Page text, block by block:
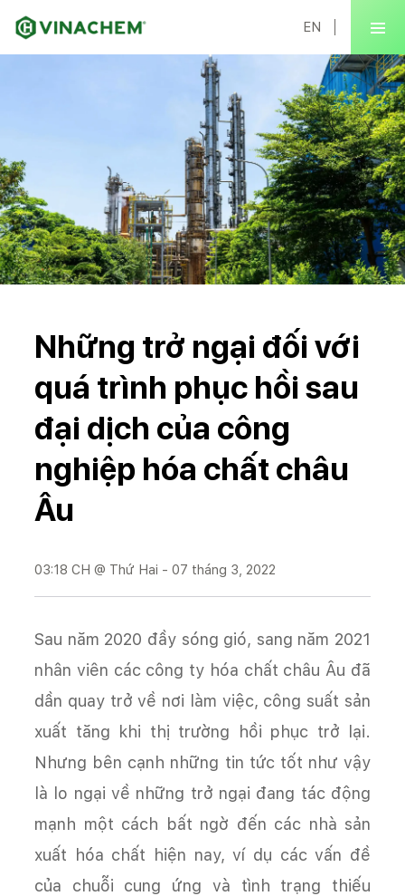
EN
Những trở ngại đối với
quá trình phục hồi sau
đại dịch của công
nghiệp hóa chất châu
Âu
03:18 CH @ Thứ Hai - 07 tháng 3, 2022
Sau năm 2020 đầy sóng gió, sang năm 2021
nhân viên các công ty hóa chất châu Âu đã
dần quay trở về nơi làm việc, công suất sản
xuất tăng khi thị trường hồi phục trở lại.
Nhưng bên cạnh những tin tức tốt như vậy
là lo ngại về những trở ngại đang tác động
mạnh một cách bất ngờ đến các nhà sản
xuất hóa chất hiện nay, ví dụ các vấn đề
của chuỗi cung ứng và tình trạng thiếu